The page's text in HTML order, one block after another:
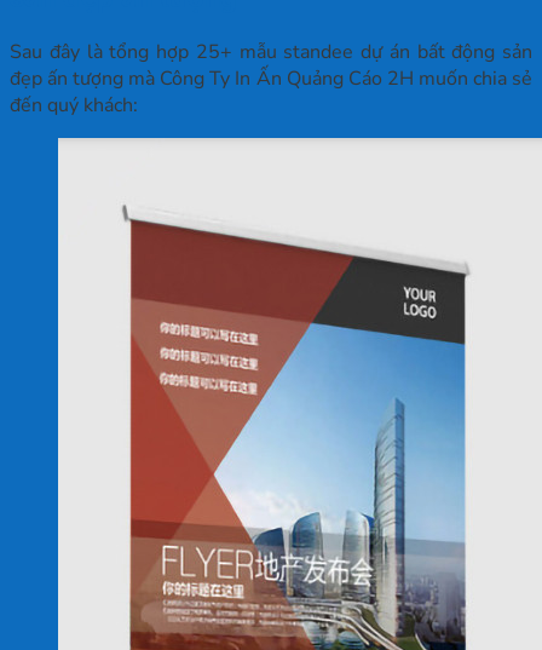
Sau đây là tổng hợp 25+ mẫu standee dự án bất động sản
đẹp ấn tượng mà Công Ty In Ấn Quảng Cáo 2H muốn chia sẻ
đến quý khách: